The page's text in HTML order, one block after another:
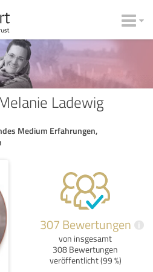
Ladewig
Medium Erfahrungen,
307 Bewertungen i
von insgesamt
308 Bewertungen
veröffentlicht (99 %)